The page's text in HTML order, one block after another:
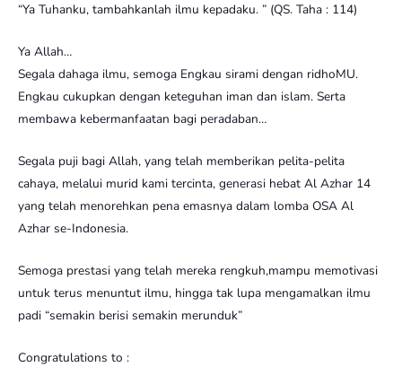
“Ya Tuhanku, tambahkanlah ilmu kepadaku. ” (QS. Taha : 114)
Ya Allah…
Segala dahaga ilmu, semoga Engkau sirami dengan ridhoMU.
Engkau cukupkan dengan keteguhan iman dan islam. Serta
membawa kebermanfaatan bagi peradaban…
Segala puji bagi Allah, yang telah memberikan pelita-pelita
cahaya, melalui murid kami tercinta, generasi hebat Al Azhar 14
yang telah menorehkan pena emasnya dalam lomba OSA Al
Azhar se-Indonesia.
Semoga prestasi yang telah mereka rengkuh,mampu memotivasi
untuk terus menuntut ilmu, hingga tak lupa mengamalkan ilmu
padi “semakin berisi semakin merunduk”
Congratulations to :